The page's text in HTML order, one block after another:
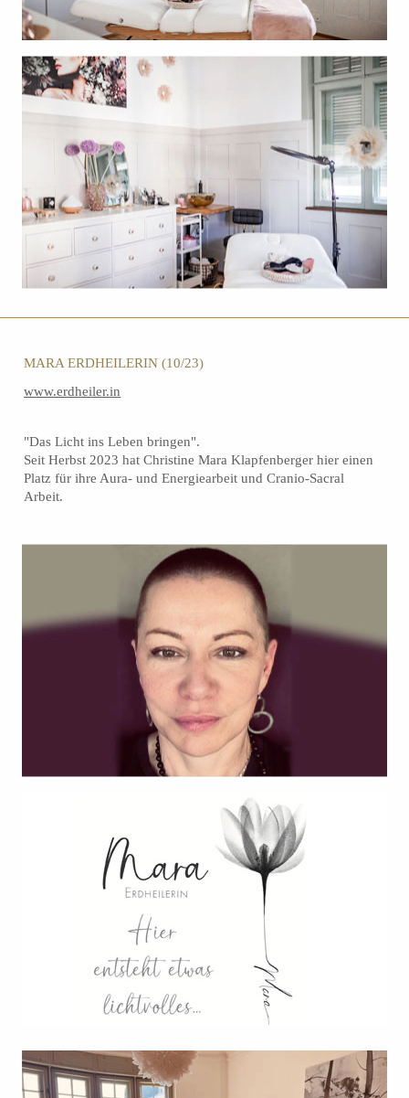
MARA ERDHEILERIN (10/23)
www.erdheiler.in
"Das Licht ins Leben bringen".
Seit Herbst 2023 hat Christine Mara Klapfenberger hier einen
Platz für ihre Aura- und Energiearbeit und Cranio-Sacral
Arbeit.